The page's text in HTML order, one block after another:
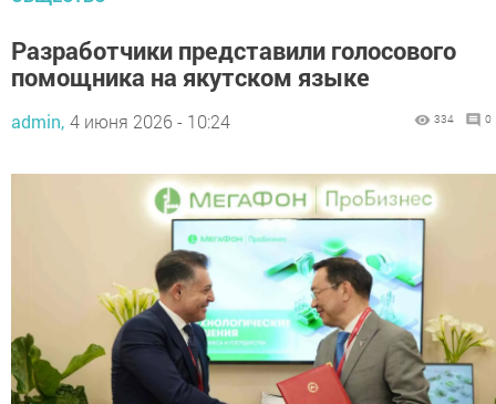
Разработчики представили голосового
помощника на якутском языке
admin, 4 июня 2026 - 10:24 334 0